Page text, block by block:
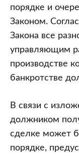
порядке и
Законом.
Закона все
управляющим
производстве
банкротстве
В связи с
должником
сделке может
порядке,